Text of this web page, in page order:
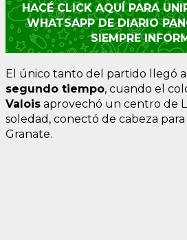
HACÉ CLICK AQUÍ PARA
WHATSAPP DE DIARIO
SIEMPRE
El único tanto del partido llegó
segundo tiempo, cuando el
Valois aprovechó un centro de
soledad, conectó de cabeza para
Granate.